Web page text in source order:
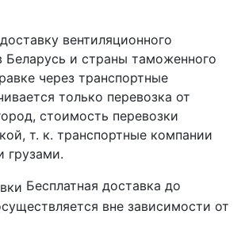
вентиляционного
Беларусь и страны таможенного
через транспортные
только перевозка от
стоимость перевозки
т. к. транспортные компании
грузами.
Бесплатная доставка до
вне зависимости от